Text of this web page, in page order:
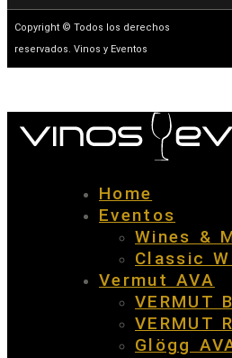
Copyright © Todos los derechos
reservados. Vinos y Eventos
Home
Eventos
Wines &
Classic
Vermut AVA
VERMUT
VERMUT
Glögg